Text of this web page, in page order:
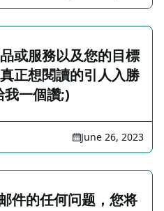
或服務以及您的目標
正想閱讀的引人入勝
我一個讚;)
June 26, 2023
件的任何问题，您将